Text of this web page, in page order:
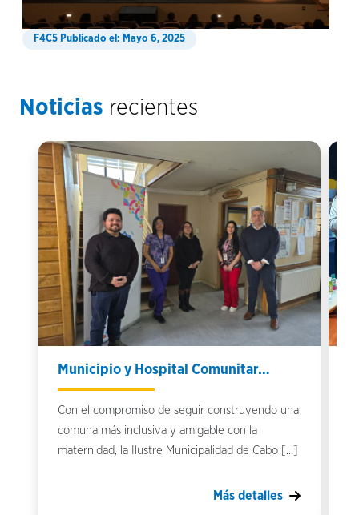
Publicado el: Mayo 6, 2025
Noticias recientes
Municipio y Hospital Comunitar…
Con el compromiso de seguir construyendo una
comuna más inclusiva y amigable con la
maternidad, la Ilustre Municipalidad de Cabo […]
Más detalles